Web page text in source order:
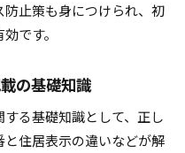
止策も身につけられ、初
です。
の基礎知識
る基礎知識として、正し
住居表示の違いなどが解